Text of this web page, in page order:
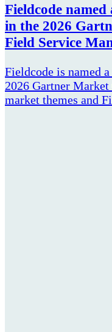
Fieldcode
in the 2026
Field Service
Fieldcode is named
2026 Gartner
market themes and